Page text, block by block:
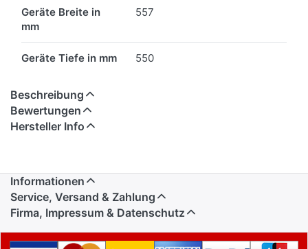
Geräte Breite in
mm
557
Geräte Tiefe in mm 550
Beschreibung
Bewertungen
Hersteller Info
Informationen
Service, Versand & Zahlung
Firma, Impressum & Datenschutz